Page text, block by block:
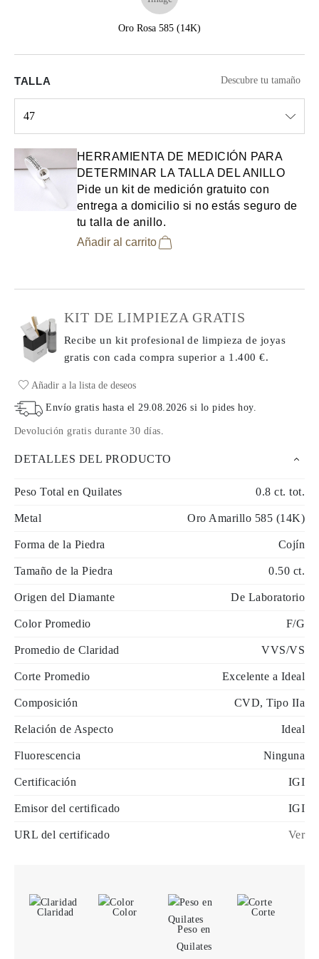
Oro Rosa 585 (14K)
TALLA Descubre tu tamaño
47
HERRAMIENTA DE MEDICIÓN PARA
DETERMINAR LA TALLA DEL ANILLO
Pide un kit de medición gratuito con
entrega a domicilio si no estás seguro de
tu talla de anillo.
Añadir al carrito
KIT DE LIMPIEZA GRATIS
Recibe un kit profesional de limpieza de joyas
gratis con cada comprasuperior a 1.400 €.
Añadir a la lista de deseos
Envío gratis hasta el 29.08.2026 si lo pides hoy.
Devolución gratis durante 30 días
DETALLES DEL PRODUCTO
Peso Total en Quilates 0.8 ct. tot.
Metal Oro Amarillo 585 (14K)
Forma de la Piedra Cojín
Tamaño de la Piedra 0.50 ct.
Origen del Diamante De Laboratorio
Color Promedio F/G
Promedio de Claridad VVS/VS
Corte Promedio Excelente a Ideal
Composición CVD, Tipo IIa
Relación de Aspecto Ideal
Fluorescencia Ninguna
Certificación IGI
Emisor del certificado IGI
URL del certificado Ver
Claridad
Color
Peso en
Quilates
Corte